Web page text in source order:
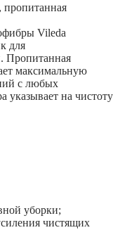
Vileda
для
Пропитанная
максимальную
с любых
указывает на чистоту
уборки;
чистящих